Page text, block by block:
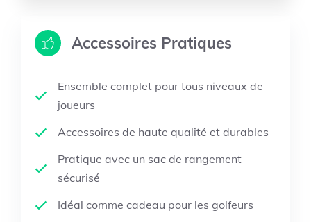
Accessoires Pratiques
Ensemble complet pour tous niveaux de
joueurs
Accessoires de haute qualité et durables
Pratique avec un sac de rangement
sécurisé
Idéal comme cadeau pour les golfeurs